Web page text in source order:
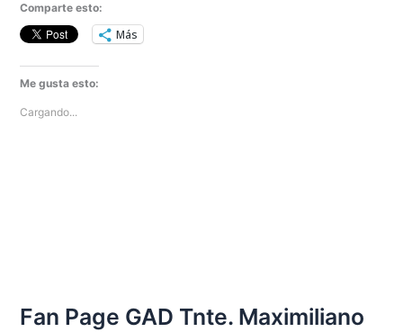
Comparte esto:
Más
Me gusta esto:
Cargando...
Fan Page GAD Tnte. Maximiliano